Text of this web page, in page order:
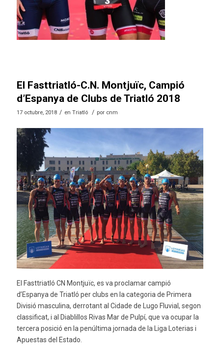
El Fasttriatló-C.N. Montjuïc, Campió
d’Espanya de Clubs de Triatló 2018
17 octubre, 2018 / en Triatló / por cnm
El Fasttriatló CN Montjuïc, es va proclamar campió
d’Espanya de Triatló per clubs en la categoria de Primera
Divisió masculina, derrotant al Cidade de Lugo Fluvial, segon
classificat, i al Diablillos Rivas Mar de Pulpí, que va ocupar la
tercera posició en la penúltima jornada de la Liga Loterias i
Apuestas del Estado.